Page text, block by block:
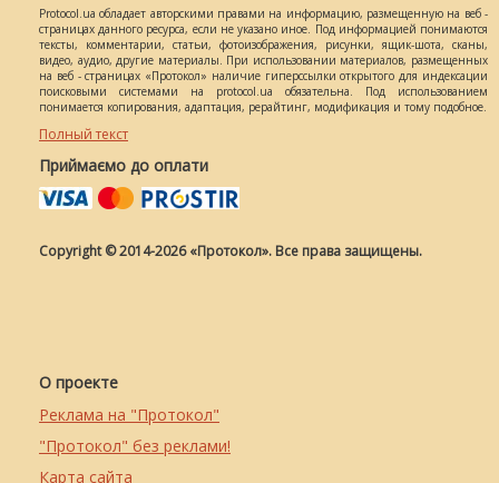
Protocol.ua обладает авторскими правами на информацию, размещенную на веб -
страницах данного ресурса, если не указано иное. Под информацией понимаются
тексты, комментарии, статьи, фотоизображения, рисунки, ящик-шота, сканы,
видео, аудио, другие материалы. При использовании материалов, размещенных
на веб - страницах «Протокол» наличие гиперссылки открытого для индексации
поисковыми системами на protocol.ua обязательна. Под использованием
понимается копирования, адаптация, рерайтинг, модификация и тому подобное.
Полный текст
Приймаємо до оплати
Copyright © 2014-2026 «Протокол». Все права защищены.
О проекте
Реклама на "Протокол"
"Протокол" без реклами!
Карта сайта